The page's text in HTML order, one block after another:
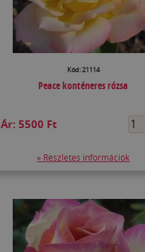
Kód: 21114
Peace konténeres rózsa
Ár:5500 Ft
» Részletes információk